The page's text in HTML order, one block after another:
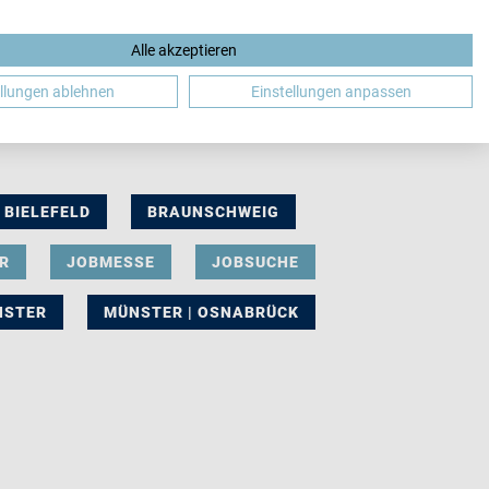
DE
BIELEFELD BRAUNSCHWEIG
JOBMESSE JOBSUCHE
MÜNSTER | OSNABRÜCK
Alle akzeptieren
ablehnen Einstellungen anpassen